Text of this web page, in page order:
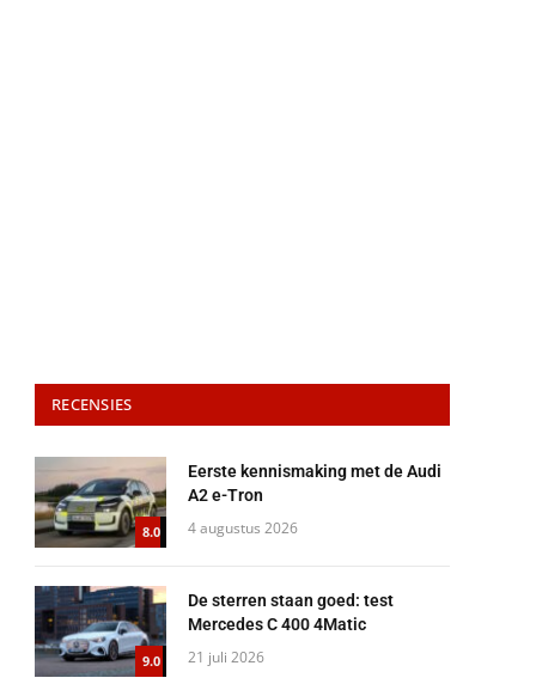
RECENSIES
8.0
Eerste kennismaking met de Audi
A2 e-Tron
4 augustus 2026
9.0
De sterren staan goed: test
Mercedes C 400 4Matic
21 juli 2026